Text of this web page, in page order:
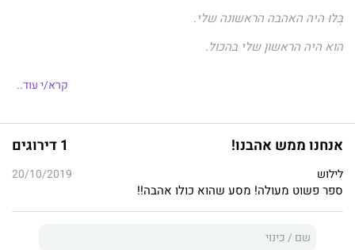
בְּלוּ היה האהבה הראשונה שלי.
הוא היה הראשון שלי בהכול.
מוזיקאי עם שיער ארוך, קעקועים וגישה כללית של ילד רע. היא
מחפשת צרות?
מוצאים את עצמם שקועים ברומן סוער מלא עוצמה, רגש ורוך.
קרא/י עוד..
אנחנו ממש אהבנו! 1 דירוגים
לילוש 20/10/2019
ספר פשוט מעולה! מסע שהוא כולו אהבה!!